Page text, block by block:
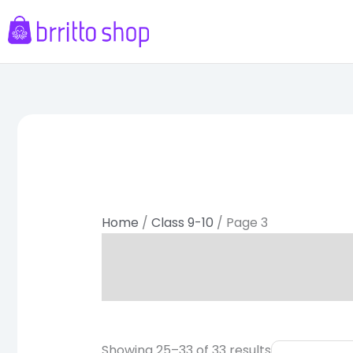
to
content
Home / Class 9-10 / Page 3